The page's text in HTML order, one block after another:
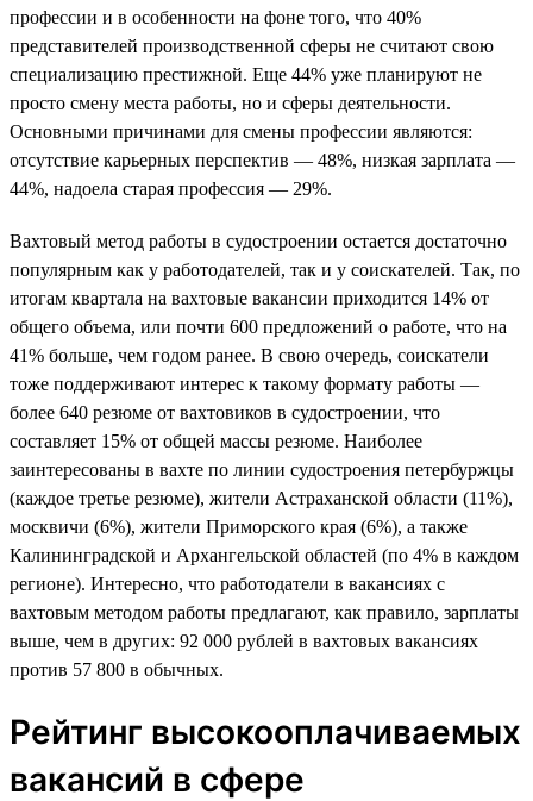
профессии и в особенности на фоне того, что 40%
представителей производственной сферы не считают свою
специализацию престижной. Еще 44% уже планируют не
просто смену места работы, но и сферы деятельности.
Основными причинами для смены профессии являются:
отсутствие карьерных перспектив — 48%, низкая зарплата —
44%, надоела старая профессия — 29%.
Вахтовый метод работы в судостроении остается достаточно
популярным как у работодателей, так и у соискателей. Так, по
итогам квартала на вахтовые вакансии приходится 14% от
общего объема, или почти 600 предложений о работе, что на
41% больше, чем годом ранее. В свою очередь, соискатели
тоже поддерживают интерес к такому формату работы —
более 640 резюме от вахтовиков в судостроении, что
составляет 15% от общей массы резюме. Наиболее
заинтересованы в вахте по линии судостроения петербуржцы
(каждое третье резюме), жители Астраханской области (11%),
москвичи (6%), жители Приморского края (6%), а также
Калининградской и Архангельской областей (по 4% в каждом
регионе). Интересно, что работодатели в вакансиях с
вахтовым методом работы предлагают, как правило, зарплаты
выше, чем в других: 92 000 рублей в вахтовых вакансиях
против 57 800 в обычных.
Рейтинг высокооплачиваемых
вакансий в сфере